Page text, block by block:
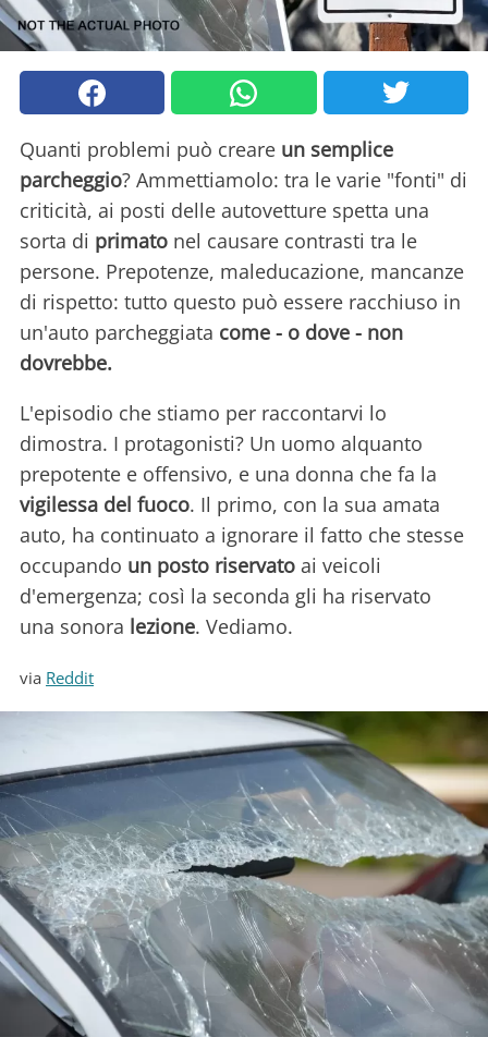
Quanti problemi può creare un semplice
parcheggio? Ammettiamolo: tra le varie "fonti" di
criticità, ai posti delle autovetture spetta una
sorta di primato nel causare contrasti tra le
persone. Prepotenze, maleducazione, mancanze
di rispetto: tutto questo può essere racchiuso in
un'auto parcheggiata come - o dove - non
dovrebbe.
L'episodio che stiamo per raccontarvi lo
dimostra. I protagonisti? Un uomo alquanto
prepotente e offensivo, e una donna che fa la
vigilessa del fuoco. Il primo, con la sua amata
auto, ha continuato a ignorare il fatto che stesse
occupando un posto riservato ai veicoli
d'emergenza; così la seconda gli ha riservato
una sonora lezione. Vediamo.
via Reddit